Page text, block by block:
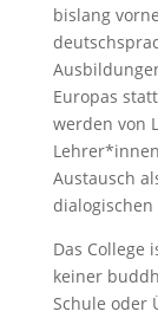
bislang
Europas
werden von
Austausch
Das College
keiner
Schule oder